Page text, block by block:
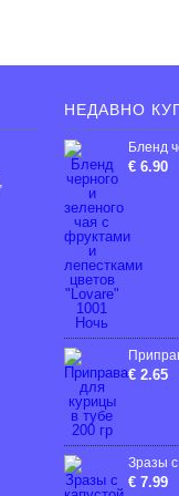
НЕДАВНО
€ 6.90
€ 2.65
€ 7.99